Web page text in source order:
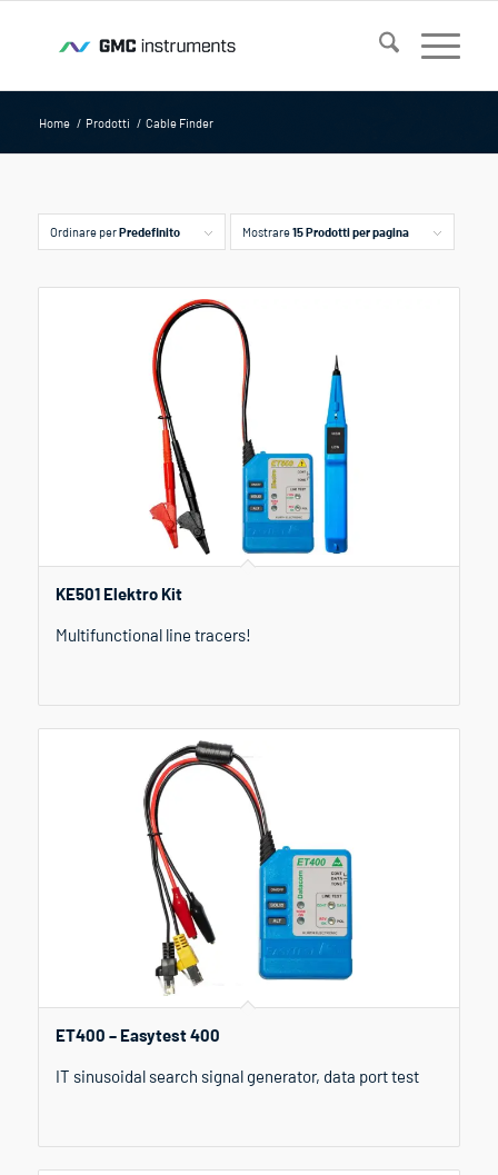
Home / Prodotti / Cable Finder
Ordinare perPredefinito Mostrare15 Prodotti per pagina
KE501 Elektro Kit
Multifunctional line tracers!
ET400 – Easytest 400
IT sinusoidal search signal generator, data port test